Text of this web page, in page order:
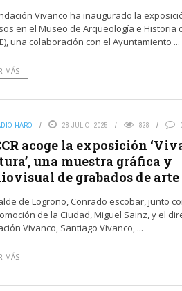
Vivanco ha inaugurado la
en el Museo de Arqueología e Historia
una colaboración con el Ayuntamiento ...
MÁS
HARO 28 JULIO, 2025 828
acoge la exposición
una muestra gráfica y
de grabados de arte
de Logroño, Conrado escobar, junto
de la Ciudad, Miguel Sainz, y el
Vivanco, Santiago Vivanco, ...
MÁS